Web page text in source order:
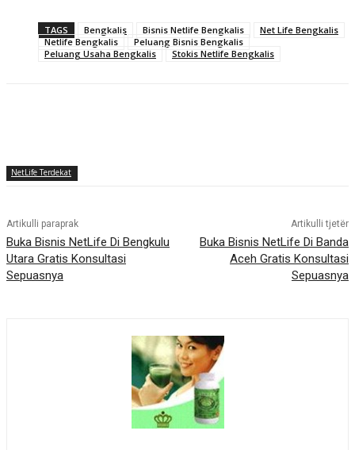
TAGS Bengkalis Bisnis Netlife Bengkalis
Net Life Bengkalis
Netlife Bengkalis
Peluang Bisnis Bengkalis
Peluang Usaha Bengkalis
Stokis Netlife Bengkalis
NetLife Terdekat
Artikulli paraprak
Buka Bisnis NetLife Di Bengkulu
Utara Gratis Konsultasi
Sepuasnya
Artikulli tjetër
Buka Bisnis NetLife Di Banda
Aceh Gratis Konsultasi
Sepuasnya